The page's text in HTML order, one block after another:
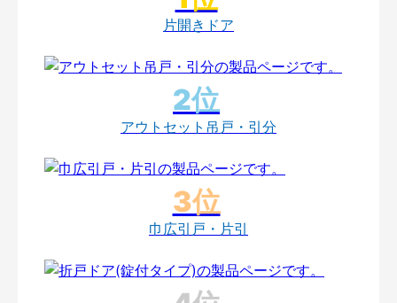
片開きドア
アウトセット吊戸・引分
巾広引戸・片引